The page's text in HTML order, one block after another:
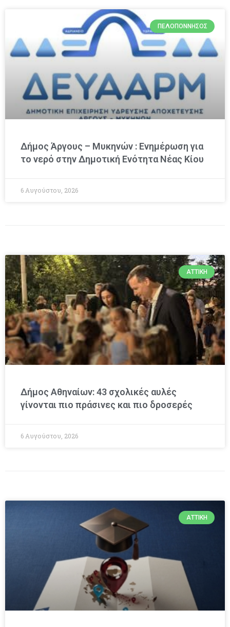
ΠΕΛΟΠΌΝΝΗΣΟΣ
Δήμος Άργους – Μυκηνών : Ενημέρωση για
το νερό στην Δημοτική Ενότητα Νέας Κίου
6 Αυγούστου, 2026
ΑΤΤΙΚΉ
Δήμος Αθηναίων: 43 σχολικές αυλές
γίνονται πιο πράσινες και πιο δροσερές
6 Αυγούστου, 2026
ΑΤΤΙΚΉ